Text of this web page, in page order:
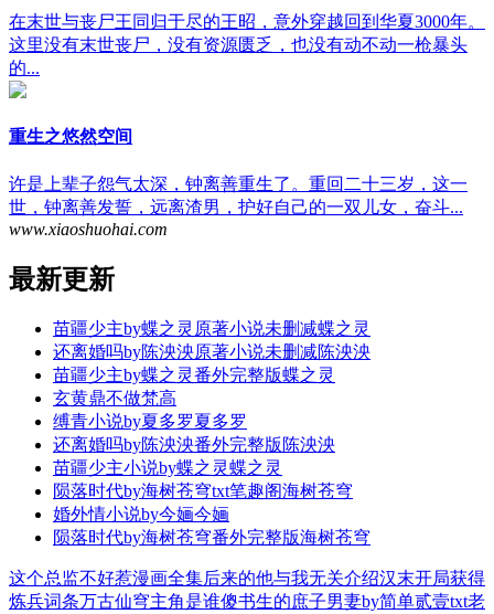
在末世与丧尸王同归于尽的王昭，意外穿越回到华夏3000年。
这里没有末世丧尸，没有资源匮乏，也没有动不动一枪暴头
的...
重生之悠然空间
许是上辈子怨气太深，钟离善重生了。重回二十三岁，这一
世，钟离善发誓，远离渣男，护好自己的一双儿女，奋斗...
www.xiaoshuohai.com
最新更新
苗疆少主by蝶之灵原著小说未删减蝶之灵
还离婚吗by陈泱泱原著小说未删减陈泱泱
苗疆少主by蝶之灵番外完整版蝶之灵
玄黄鼎不做梵高
缚青小说by夏多罗夏多罗
还离婚吗by陈泱泱番外完整版 陈泱泱
苗疆少主小说by蝶之灵蝶之灵
陨落时代by海树苍穹txt笔趣阁海树苍穹
婚外情小说by今婳今婳
陨落时代by海树苍穹番外完整版海树苍穹
这个总监不好惹漫画全集后来的他与我无关介绍汉末开局获得
炼兵词条万古仙穹主角是谁傻书生的庶子男妻by简单贰壹txt老